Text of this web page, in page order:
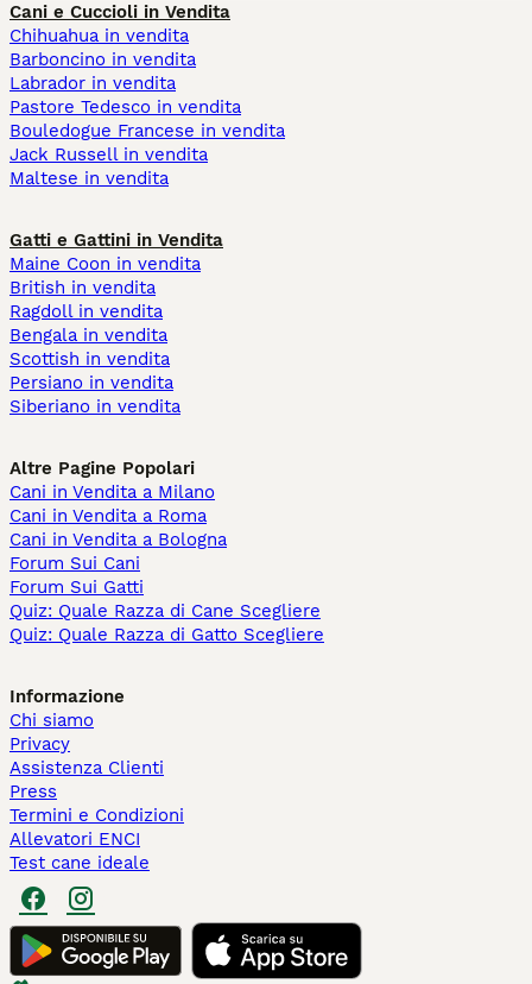
Cani e Cuccioli in Vendita
Chihuahua in vendita
Barboncino in vendita
Labrador in vendita
Pastore Tedesco in vendita
Bouledogue Francese in vendita
Jack Russell in vendita
Maltese in vendita
Gatti e Gattini in Vendita
Maine Coon in vendita
British in vendita
Ragdoll in vendita
Bengala in vendita
Scottish in vendita
Persiano in vendita
Siberiano in vendita
Altre Pagine Popolari
Cani in Vendita a Milano
Cani in Vendita a Roma
Cani in Vendita a Bologna
Forum Sui Cani
Forum Sui Gatti
Quiz: Quale Razza di Cane Scegliere
Quiz: Quale Razza di Gatto Scegliere
Informazione
Chi siamo
Privacy
Assistenza Clienti
Press
Termini e Condizioni
Allevatori ENCI
Test cane ideale